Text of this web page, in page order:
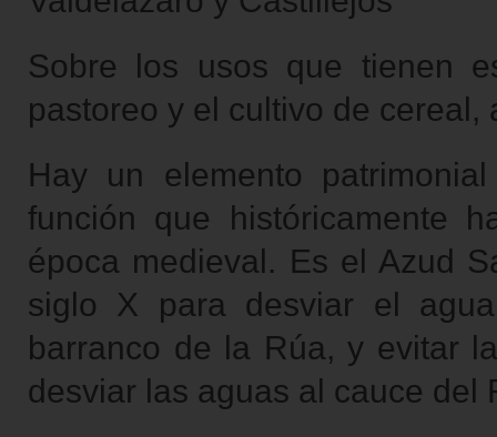
Sobre los usos que tienen
pastoreo y el cultivo de
Hay un elemento
función que históricamente
época medieval. Es el Azud
siglo X para desviar el
barranco de la Rúa, y evitar
desviar las aguas al cauce del